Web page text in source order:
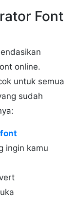
Font
online.
untuk semua
sudah
ingin kamu